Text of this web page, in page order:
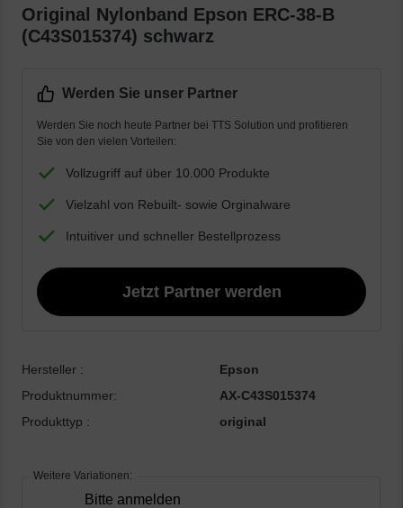
Hersteller :
Epson
Produktnummer:
AX-C43S015374
Produkttyp :
original
Weitere Variationen:
Bitte anmelden
Original Nylonband Epson ERC-38-B
(C43S015374) schwarz
Werden Sie unser Partner
Werden Sie noch heute Partner bei TTS Solution und profitieren
Sie von den vielen Vorteilen:
Vollzugriff auf über 10.000 Produkte
Vielzahl von Rebuilt- sowie Orginalware
Intuitiver und schneller Bestellprozess
Jetzt Partner werden